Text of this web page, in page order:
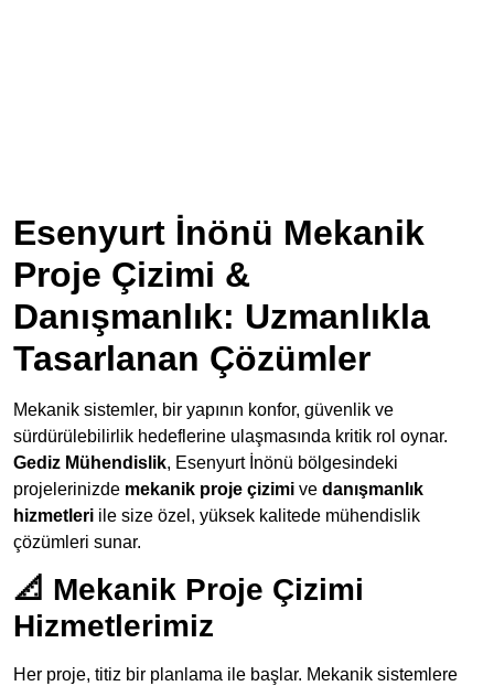
Esenyurt İnönü Mekanik
Proje Çizimi &
Danışmanlık: Uzmanlıkla
Tasarlanan Çözümler
Mekanik sistemler, bir yapının konfor, güvenlik ve
sürdürülebilirlik hedeflerine ulaşmasında kritik rol oynar.
Gediz Mühendislik, Esenyurt İnönü bölgesindeki
projelerinizde mekanik proje çizimi ve danışmanlık
hizmetleri ile size özel, yüksek kalitede mühendislik
çözümleri sunar.
📐 Mekanik Proje Çizimi
Hizmetlerimiz
Her proje, titiz bir planlama ile başlar. Mekanik sistemlere